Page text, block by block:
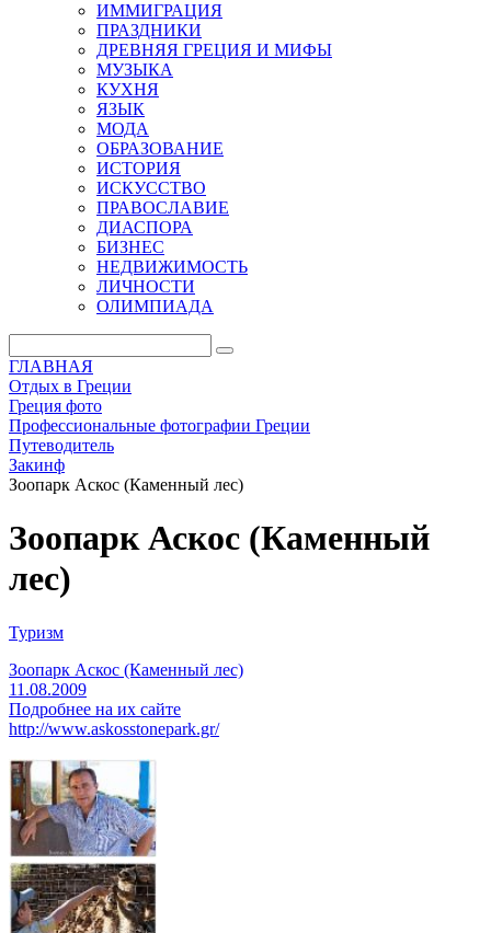
ИММИГРАЦИЯ
ПРАЗДНИКИ
ДРЕВНЯЯ ГРЕЦИЯ И МИФЫ
МУЗЫКА
КУХНЯ
ЯЗЫК
МОДА
ОБРАЗОВАНИЕ
ИСТОРИЯ
ИСКУССТВО
ПРАВОСЛАВИЕ
ДИАСПОРА
БИЗНЕС
НЕДВИЖИМОСТЬ
ЛИЧНОСТИ
ОЛИМПИАДА
ГЛАВНАЯ
Отдых в Греции
Греция фото
Профессиональные фотографии Греции
Путеводитель
Закинф
Зоопарк Аскос (Каменный лес)
Зоопарк Аскос (Каменный
лес)
Туризм
Зоопарк Аскос (Каменный лес)
11.08.2009
Подробнее на их сайте
http://www.askosstonepark.gr/